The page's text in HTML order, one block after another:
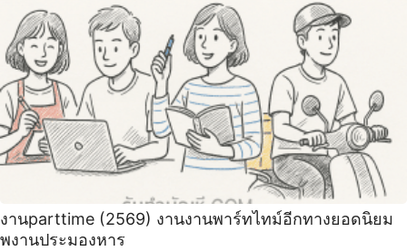
งานparttime (2569) งานงานพาร์ทไทม์อีกทางยอดนิยม
พงานประมองหาร